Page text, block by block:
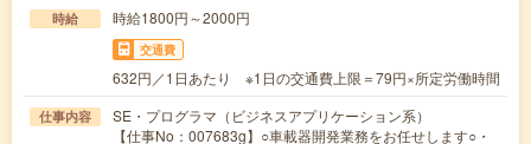
時給 時給1800円～2000円
交通費
632円／1日あたり ※1日の交通費上限＝79円×所定労働時間
仕事内容
SE・プログラマ（ビジネスアプリケーション系）
【仕事No：007683g】○車載器開発業務をお任せします○・